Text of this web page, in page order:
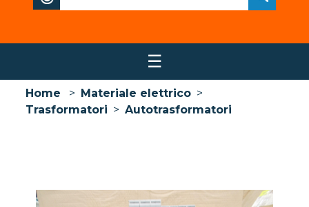
☰
Home > Materiale elettrico >
Trasformatori > Autotrasformatori